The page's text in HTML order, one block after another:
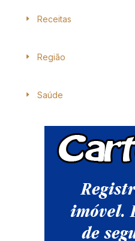
Receitas
Região
Saúde